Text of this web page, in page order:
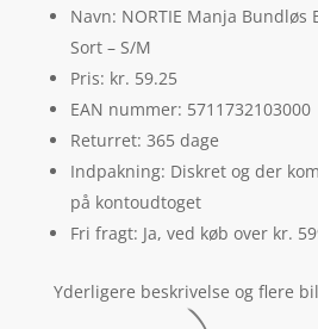
Navn: NORTIE Manja Bundløs
Sort – S/M
Pris: kr. 59.25
EAN nummer: 5711732103000
Returret: 365 dage
Indpakning: Diskret og der
på kontoudtoget
Fri fragt: Ja, ved køb over kr.
Yderligere beskrivelse og flere